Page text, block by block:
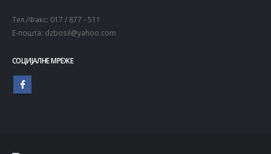
Тел./Факс: 017 / 877 - 511
Е-пошта: dzbosil@yahoo.com
СОЦИЈАЛНЕ МРЕЖЕ